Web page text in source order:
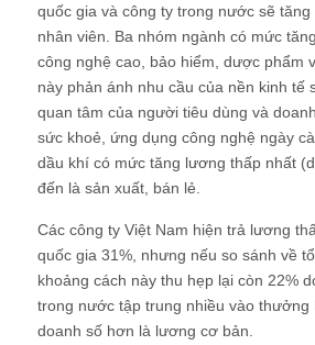
quốc gia và công ty trong nước sẽ
nhân viên. Ba nhóm ngành có mức
công nghệ cao, bảo hiểm, dược phẩm
này phản ánh nhu cầu của nền kinh tế
quan tâm của người tiêu dùng và
sức khoẻ, ứng dụng công nghệ ngày
dầu khí có mức tăng lương thấp nhất
đến là sản xuất, bán lẻ.
Các công ty Việt Nam hiện trả lương
quốc gia 31%, nhưng nếu so sánh về
khoảng cách này thu hẹp lại còn 22%
trong nước tập trung nhiều vào thưởng
doanh số hơn là lương cơ bản.